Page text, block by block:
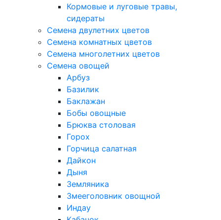
Кормовые и луговые травы,
сидераты
Семена двулетних цветов
Семена комнатных цветов
Семена многолетних цветов
Семена овощей
Арбуз
Базилик
Баклажан
Бобы овощные
Брюква столовая
Горох
Горчица салатная
Дайкон
Дыня
Земляника
Змееголовник овощной
Индау